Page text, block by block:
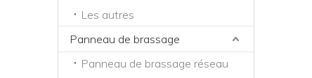
Les autres
Panneau de brassage
Panneau de brassage réseau